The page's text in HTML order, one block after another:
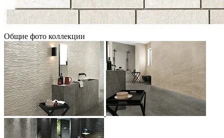
Общие фото коллекции